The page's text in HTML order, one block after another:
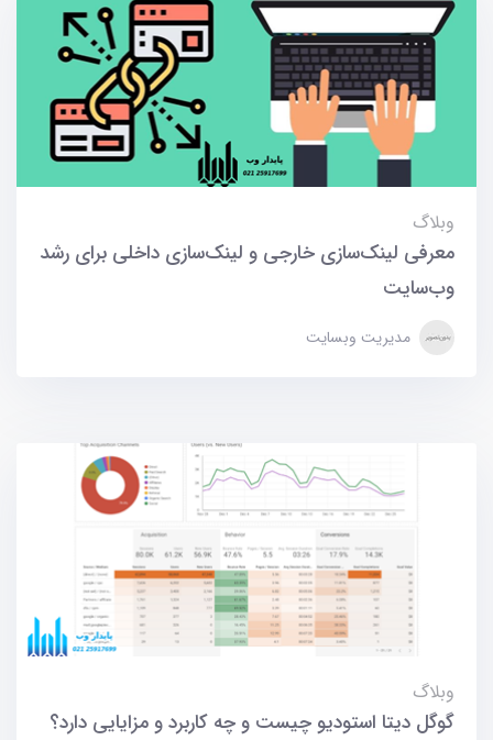
وبلاگ
معرفی لینک‌سازی خارجی و لینک‌سازی داخلی برای رشد
وب‌سایت
مدیریت وبسایت
وبلاگ
گوگل دیتا استودیو چیست و چه کاربرد و مزایایی دارد؟